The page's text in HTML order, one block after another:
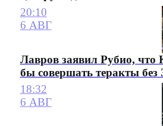
20:10
6 АВГ
Лавров заявил Рубио, что
бы совершать теракты без
18:32
6 АВГ